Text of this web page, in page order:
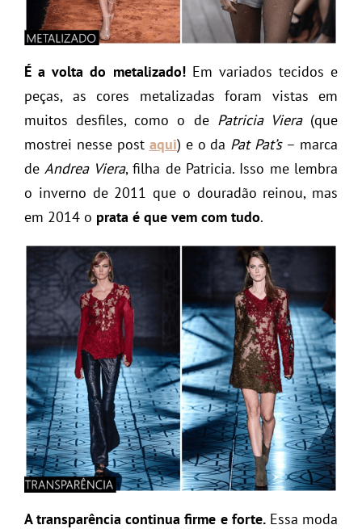
É a volta do metalizado!Em variados tecidos e
peças, as cores metalizadas foram vistas em
muitos desfiles, como o de Patricia Viera(que
mostrei nesse post aqui) e o da Pat Pat’s– marca
deAndrea Viera, filha de Patricia. Isso me lembra
o inverno de 2011 que o douradão reinou, mas
em 2014 o prata é que vem com tudo.
A transparência continua firme e forte.Essa moda